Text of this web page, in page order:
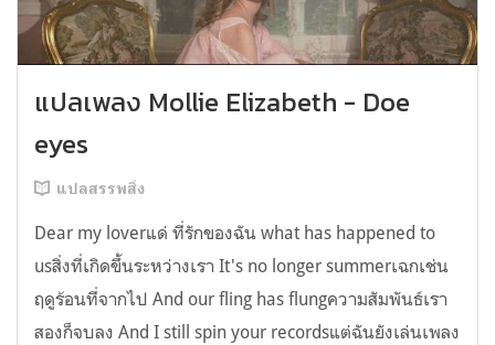
แปลเพลง Mollie Elizabeth - Doe
eyes
แปลสรรพสิ่ง
Dear my loverแด่ ที่รักของฉัน what has happened to
usสิ่งที่เกิดขึ้นระหว่างเรา It's no longer summerเฉกเช่น
ฤดูร้อนที่จากไป And our fling has flungความสัมพันธ์เรา
สองก็จบลง And I still spin your recordsแต่ฉันยังเล่นเพลง